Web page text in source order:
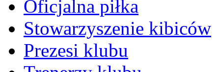
Oficjalna piłka
Stowarzyszenie kibiców
Prezesi klubu